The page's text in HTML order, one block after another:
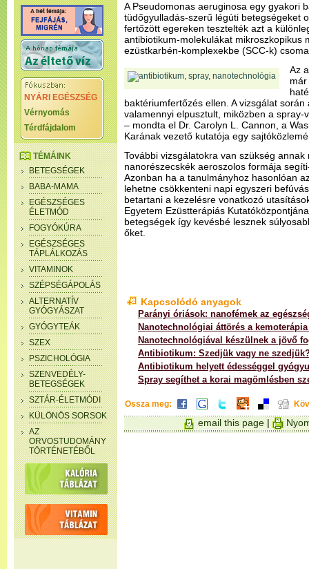
NYÁRI EGÉSZSÉG
Vérnyomás
Térdfájdalom
TÉMÁINK
BETEGSÉGEK
BABA-MAMA
EGÉSZSÉGES
ÉLETMÓD
FOGYÓKÚRA
EGÉSZSÉGES
TÁPLÁLKOZÁS
VITAMINOK
SZÉPSÉGÁPOLÁS
ALTERNATÍV
GYÓGYÁSZAT
GYÓGYTEÁK
SZEX
PSZICHOLÓGIA
SZENVEDÉLY-
BETEGSÉGEK
SZTÁR-ÉLETMÓDI
KÜLÖNÖS SORSOK
AZ
ORVOSTUDOMÁNY
TÖRTÉNETÉBŐL
A Pseudomonas aeruginosa egy gyakori
tüdőgyulladás-szerű légúti betegségeket
fertőzött egereken tesztelték azt a
antibiotikum-molekulákat mikroszkopikus
ezüstkarbén-komplexekbe (SCC-k)
Az
baktériumfertőzés ellen. A vizsgálat
valamennyi elpusztult, miközben a
– mondta el Dr. Carolyn L. Cannon, a
Karának vezető kutatója egy
További vizsgálatokra van szükség
nanorészecskék aeroszolos formája
Azonban ha a tanulmányhoz hasonlóan
lehetne csökkenteni napi egyszeri
betartani a kezelésre vonatkozó
Egyetem Ezüstterápiás
betegségek így kevésbé lesznek
őket.
Kapcsolódó anyagok
Parányi óriások: nanofémek az
Nanotechnológiai áttörés a
Nanotechnológiával készülnek a jövő
Antibiotikum: Szedjük vagy ne
Antibiotikum helyett édességgel
Spray segíthet a korai magömlésben
Ossza meg:
email this page |